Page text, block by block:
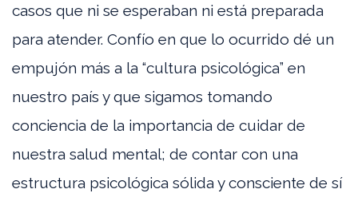
casos que ni se esperaban ni está preparada
para atender. Confío en que lo ocurrido dé un
empujón más a la “cultura psicológica” en
nuestro país y que sigamos tomando
conciencia de la importancia de cuidar de
nuestra salud mental; de contar con una
estructura psicológica sólida y consciente de sí